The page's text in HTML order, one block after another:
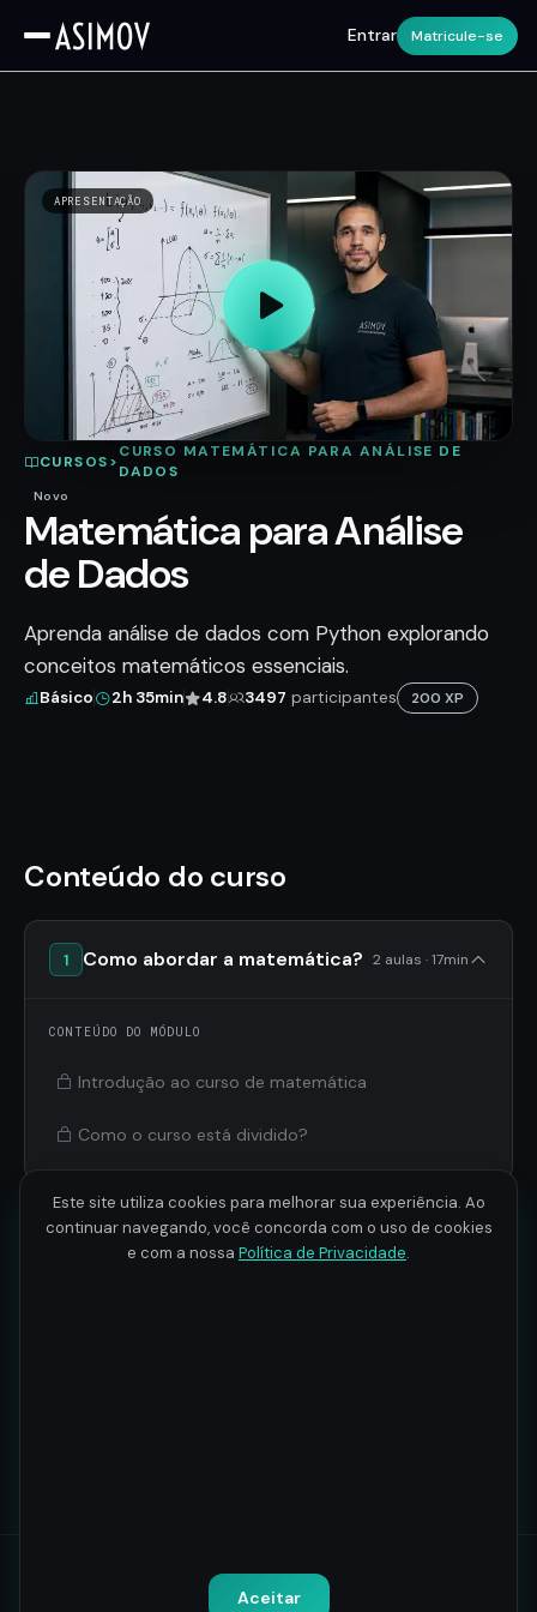
Entrar Matricule-se
CURSOS>
CURSO MATEMÁTICA PARA ANÁLISE DE
DADOS
Novo
Matemática para Análise
de Dados
Aprenda análise de dados com Python explorando
conceitos matemáticos essenciais.
Básico 2h 35min 4.8 3497 participantes 200 XP
APRESENTAÇÃO
Conteúdo do curso
1 Como abordar a matemática? 2 aulas · 17min
CONTEÚDO DO MÓDULO
Introdução ao curso de matemática
Como o curso está dividido?
2 Cálculo 9 aulas · 2h 13min
Todos os direitos reservados. Política de Privacidade
de Uso
Este site utiliza cookies para melhorar sua experiência. Ao
continuar navegando, você concorda com o uso de cookies
e com a nossa Política de Privacidade.
Aceitar